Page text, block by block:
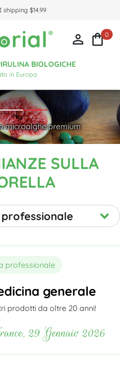
shipping $14.99
BIOLOGICHE
in Europa
 0
microalghe premium
SULLA
professionale
generale
prodotti da oltre 20 anni!
29 Gennaio 2026